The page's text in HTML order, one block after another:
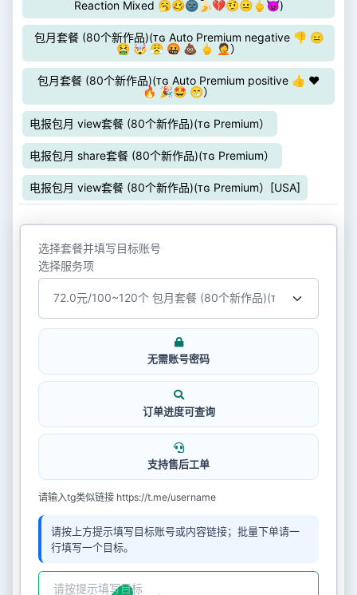
Reaction Mixed 🥱🥴🌚🍌💔🤨😐🖕😈)
包月套餐 (80个新作品)(ᴛɢ Auto Premium negative 👎 😑
🤮 🤯 😤 🤬 💩 🖕 🤦）
包月套餐 (80个新作品)(ᴛɢ Auto Premium positive 👍 ❤️
🔥 🎉🤩 😁）
电报包月 view套餐 (80个新作品)(ᴛɢ Premium）
电报包月 share套餐 (80个新作品)(ᴛɢ Premium）
电报包月 view套餐 (80个新作品)(ᴛɢ Premium）[USA]
选择套餐并填写目标账号
选择服务项
无需账号密码
订单进度可查询
支持售后工单
请输入tg类似链接 https://t.me/username
请按上方提示填写目标账号或内容链接；批量下单请一
行填写一个目标。